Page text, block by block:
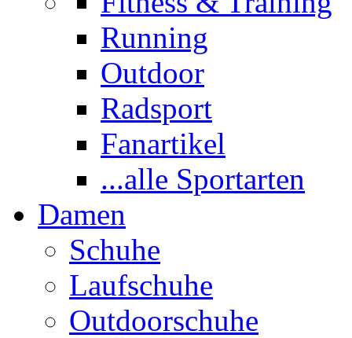
Running
Outdoor
Radsport
Fanartikel
...alle Sportarten
Damen
Schuhe
Laufschuhe
Outdoorschuhe